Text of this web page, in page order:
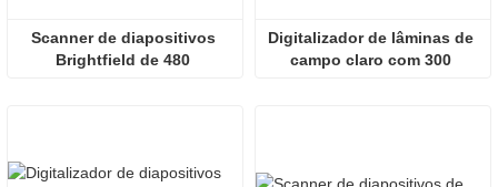
Scanner de diapositivos
Brightfield de 480
Digitalizador de lâminas de
campo claro com 300